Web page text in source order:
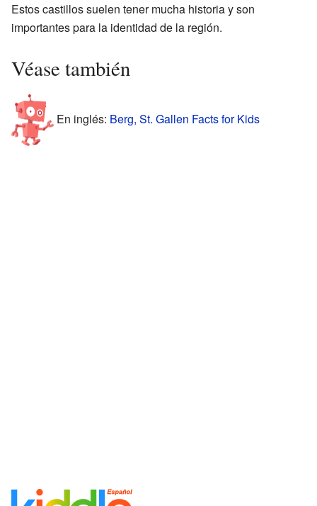
Estos castillos suelen tener mucha historia y son
importantes para la identidad de la región.
Véase también
En inglés: Berg, St. Gallen Facts for Kids